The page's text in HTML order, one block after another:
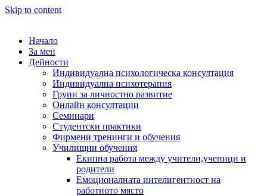
Skip to content
Начало
За мен
Дейности
Индивидуална психологическа консултация
Индивидуална психотерапия
Групи за личностно развитие
Онлайн консултации
Семинари
Студентски практики
Фирмени тренинги и обучения
Училищни обучения
Екипна работа между учители,ученици и
родители
Емоционалната интелигентност на
работното място